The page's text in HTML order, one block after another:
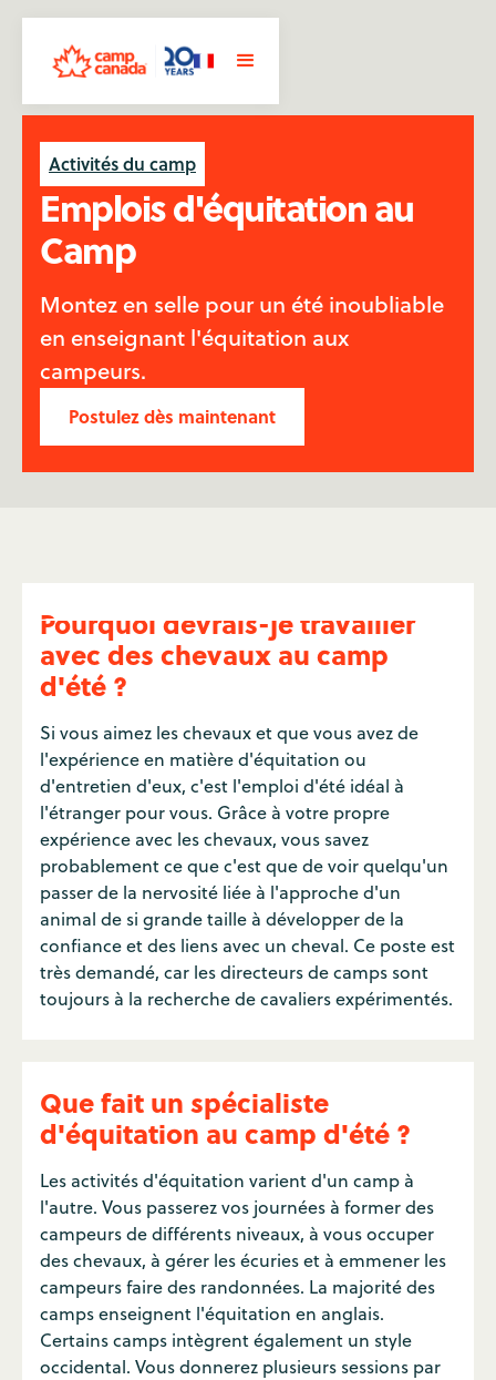
Activités du camp
Emplois d'équitation au
Camp
Montez en selle pour un été inoubliable
en enseignant l'équitation aux
campeurs.
Postulez dès maintenant
Pourquoi devrais-je travailler
avec des chevaux au camp
d'été ?
Si vous aimez les chevaux et que vous avez de
l'expérience en matière d'équitation ou
d'entretien d'eux, c'est l'emploi d'été idéal à
l'étranger pour vous. Grâce à votre propre
expérience avec les chevaux, vous savez
probablement ce que c'est que de voir quelqu'un
passer de la nervosité liée à l'approche d'un
animal de si grande taille à développer de la
confiance et des liens avec un cheval. Ce poste est
très demandé, car les directeurs de camps sont
toujours à la recherche de cavaliers expérimentés.
Que fait un spécialiste
d'équitation au camp d'été ?
Les activités d'équitation varient d'un camp à
l'autre. Vous passerez vos journées à former des
campeurs de différents niveaux, à vous occuper
des chevaux, à gérer les écuries et à emmener les
campeurs faire des randonnées. La majorité des
camps enseignent l'équitation en anglais.
Certains camps intègrent également un style
occidental. Vous donnerez plusieurs sessions par